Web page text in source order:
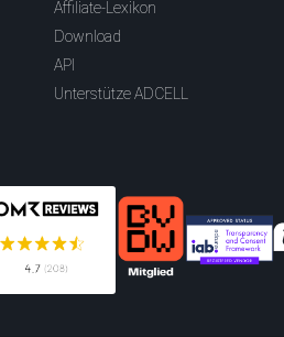
Affiliate-Lexikon
Download
API
Unterstütze ADCELL